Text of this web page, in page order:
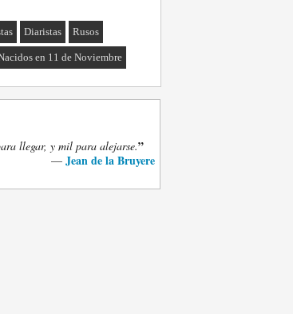
Diaristas Rusos
en 11 de Noviembre
llegar, y mil para alejarse.”
— Jean de la Bruyere